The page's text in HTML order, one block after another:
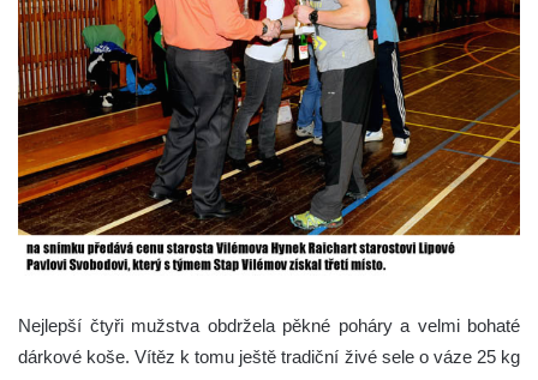
Nejlepší čtyři mužstva obdržela pěkné poháry a velmi bohaté
dárkové koše. Vítěz k tomu ještě tradiční živé sele o váze 25 kg